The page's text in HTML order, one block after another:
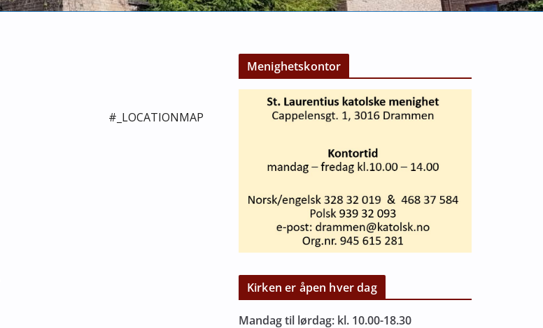
#_LOCATIONMAP
Menighetskontor
Kirken er åpen hver dag
Mandag til lørdag: kl. 10.00-18.30